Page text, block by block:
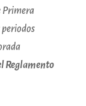
Primera
Reglamento